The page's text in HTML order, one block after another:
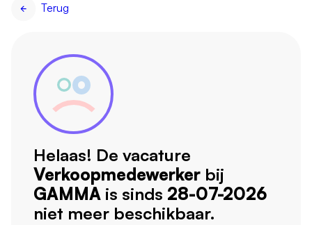
Terug
Helaas! De vacature
Verkoopmedewerker bij
GAMMA is sinds 28-07-2026
niet meer beschikbaar.